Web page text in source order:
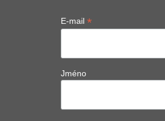
E-mail *
Jméno